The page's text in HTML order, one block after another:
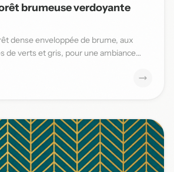
brumeuse verdoyante
dense enveloppée de brume, aux
de verts et gris, pour une ambiance